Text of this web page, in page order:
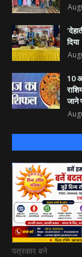
दिया
10
जाने
पत्रकार बने